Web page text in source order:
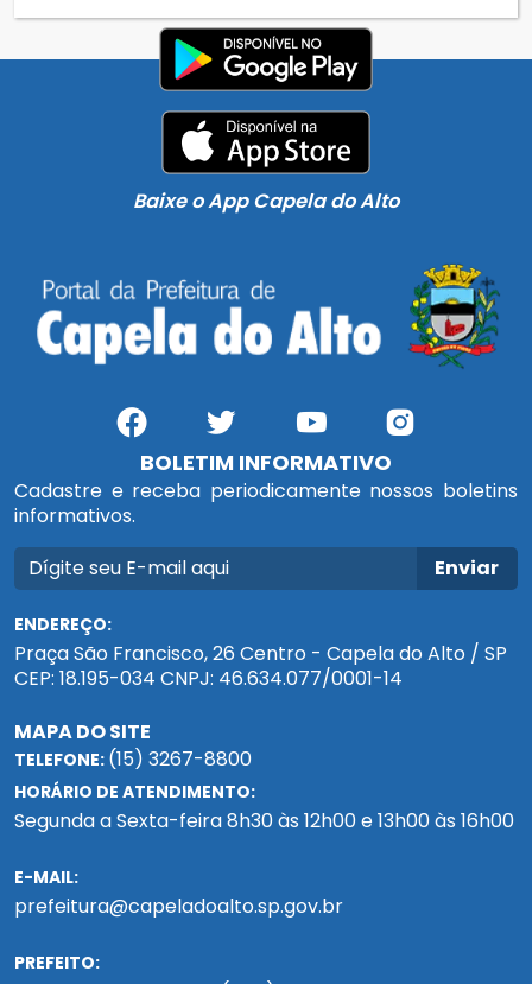
Baixe o App Capela do Alto
BOLETIM INFORMATIVO
Cadastre e receba periodicamente nossos boletins
informativos.
Enviar
ENDEREÇO:
Praça São Francisco, 26 Centro - Capela do Alto / SP
CEP: 18.195-034 CNPJ: 46.634.077/0001-14
MAPA DO SITE
TELEFONE: (15) 3267-8800
HORÁRIO DE ATENDIMENTO:
Segunda a Sexta-feira 8h30 às 12h00 e 13h00 às 16h00
E-MAIL:
prefeitura@capeladoalto.sp.gov.br
PREFEITO: